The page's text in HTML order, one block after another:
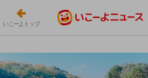
いこーよトップ